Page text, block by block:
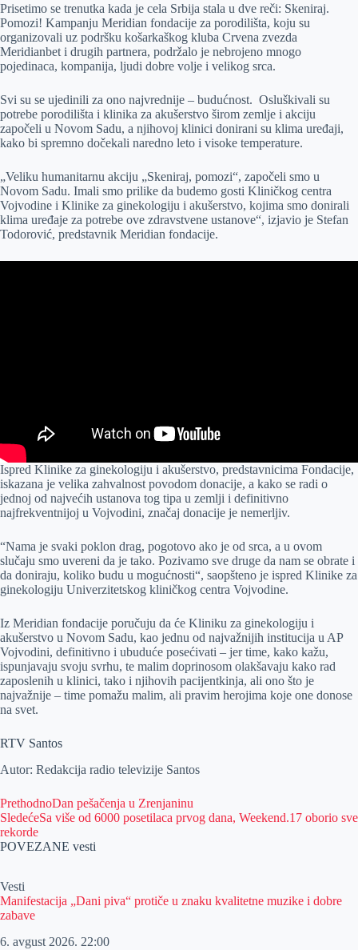
e
r
I
n
s
A
p
p
a
i
l
Prisetimo se trenutka kada je cela Srbija stala u dve reči: Skeniraj.
Pomozi! Kampanju Meridian fondacije za porodilišta, koju su
organizovali uz podršku košarkaškog kluba Crvena zvezda
Meridianbet i drugih partnera, podržalo je nebrojeno mnogo
pojedinaca, kompanija, ljudi dobre volje i velikog srca.
Svi su se ujedinili za ono najvrednije – budućnost. Osluškivali su
potrebe porodilišta i klinika za akušerstvo širom zemlje i akciju
započeli u Novom Sadu, a njihovoj klinici donirani su klima uređaji,
kako bi spremno dočekali naredno leto i visoke temperature.
„Veliku humanitarnu akciju „Skeniraj, pomozi“, započeli smo u
Novom Sadu. Imali smo prilike da budemo gosti Kliničkog centra
Vojvodine i Klinike za ginekologiju i akušerstvo, kojima smo donirali
klima uređaje za potrebe ove zdravstvene ustanove“, izjavio je Stefan
Todorović, predstavnik Meridian fondacije.
Ispred Klinike za ginekologiju i akušerstvo, predstavnicima Fondacije,
iskazana je velika zahvalnost povodom donacije, a kako se radi o
jednoj od najvećih ustanova tog tipa u zemlji i definitivno
najfrekventnijoj u Vojvodini, značaj donacije je nemerljiv.
“Nama je svaki poklon drag, pogotovo ako je od srca, a u ovom
slučaju smo uvereni da je tako. Pozivamo sve druge da nam se obrate i
da doniraju, koliko budu u mogućnosti“, saopšteno je ispred Klinike za
ginekologiju Univerzitetskog kliničkog centra Vojvodine.
Iz Meridian fondacije poručuju da će Kliniku za ginekologiju i
akušerstvo u Novom Sadu, kao jednu od najvažnijih institucija u AP
Vojvodini, definitivno i ubuduće posećivati – jer time, kako kažu,
ispunjavaju svoju svrhu, te malim doprinosom olakšavaju kako rad
zaposlenih u klinici, tako i njihovih pacijentkinja, ali ono što je
najvažnije – time pomažu malim, ali pravim herojima koje one donose
na svet.
RTV Santos
Autor: Redakcija radio televizije Santos
PrethodnoDan pešačenja u Zrenjaninu
SledećeSa više od 6000 posetilaca prvog dana, Weekend.17 oborio sve
rekorde
POVEZANE vesti
Vesti
Manifestacija „Dani piva“ protiče u znaku kvalitetne muzike i dobre
zabave
6. avgust 2026. 22:00